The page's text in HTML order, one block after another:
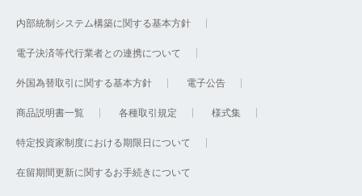
内部統制システム構築に関する基本方針
電子決済等代行業者との連携について
外国為替取引に関する基本方針 電子公告
商品説明書一覧 各種取引規定 様式集
特定投資家制度における期限日について
在留期間更新に関するお手続きについて